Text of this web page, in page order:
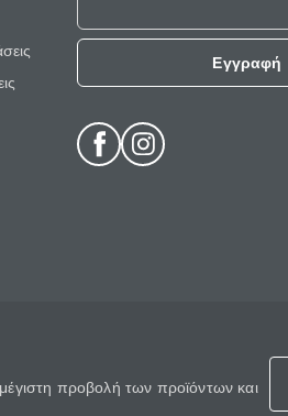
Εγγραφή
προβολή των προϊόντων και